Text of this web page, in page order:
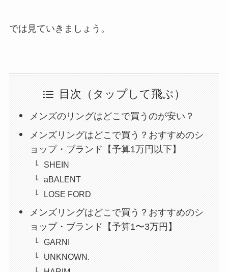
では見ていきましょう。
目次（タップして飛ぶ）
メンズのリングはどこで買うのが安い？
メンズリングはどこで買う？おすすめのシ
ョップ・ブランド【予算1万円以下】
SHEIN
aBALENT
LOSE FORD
メンズリングはどこで買う？おすすめのシ
ョップ・ブランド【予算1〜3万円】
GARNI
UNKNOWN.